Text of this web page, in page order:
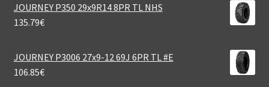
JOURNEY P350 29x9R14 8PR TL NHS
135.79€
JOURNEY P3006 27x9-12 69J 6PR TL #E
106.85€